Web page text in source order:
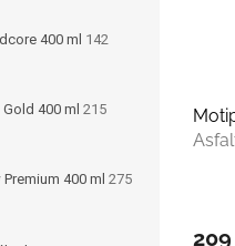
400 ml 142
400 ml 215
400 ml 275